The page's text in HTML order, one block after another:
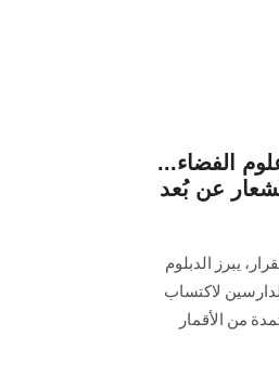
الفضاء...
عن بُعد
يبرز الدبلوم
لاكتساب
من الأقمار